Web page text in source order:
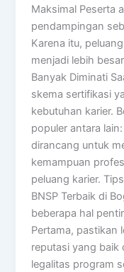
Maksimal Peserta
pendampingan
Karena itu,
menjadi lebih
Banyak Diminati
skema sertifikasi
kebutuhan karier.
populer antara
dirancang untuk
kemampuan
peluang karier.
BNSP Terbaik di
beberapa hal
Pertama, pastikan
reputasi yang baik
legalitas program